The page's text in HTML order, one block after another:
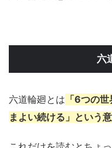
六
六道輪廻とは 「6つの
まよい続ける」という